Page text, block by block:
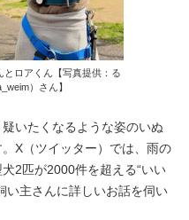
ロアくん【写真提供：る
）さん】
いたくなるような姿のいぬ
X（ツイッター）では、雨の
2匹が2000件を超える“いい
い主さんに詳しいお話を伺い